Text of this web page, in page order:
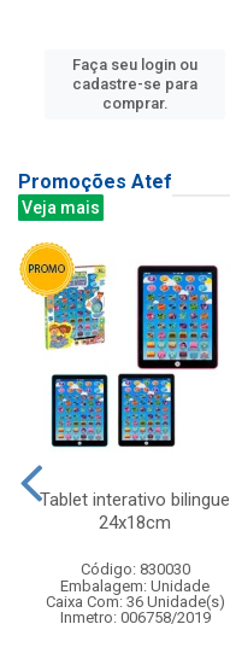
Faça seu login ou
cadastre-se para
comprar.
Promoções Atef
Veja mais
Tablet interativo bilingue
24x18cm
Código: 830030
Embalagem: Unidade
Caixa Com: 36 Unidade(s)
Inmetro: 006758/2019